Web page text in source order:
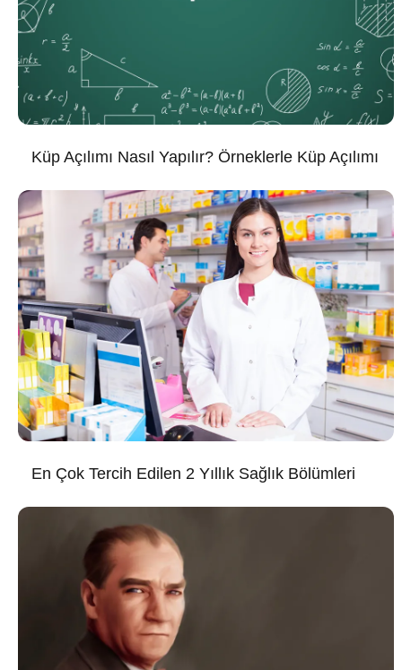
Küp Açılımı Nasıl Yapılır? Örneklerle Küp Açılımı
En Çok Tercih Edilen 2 Yıllık Sağlık Bölümleri